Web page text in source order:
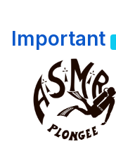
Important